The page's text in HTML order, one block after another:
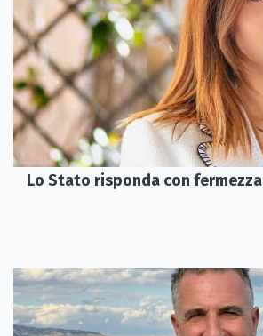
Lo Stato risponda con fermezza